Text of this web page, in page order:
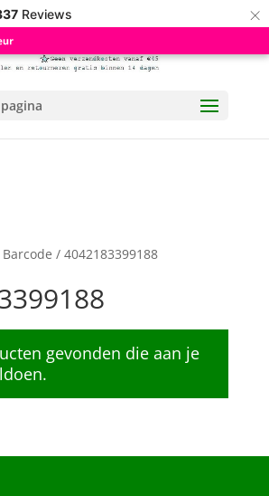
Reviews ×
/ 4042183399188
gevonden die aan je